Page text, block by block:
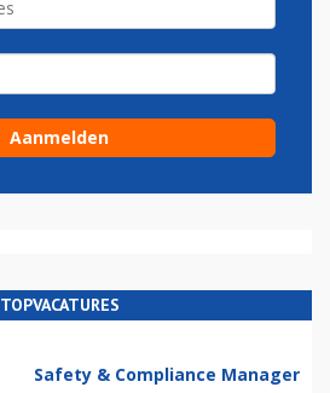
TOPVACATURES
Safety & Compliance Manager